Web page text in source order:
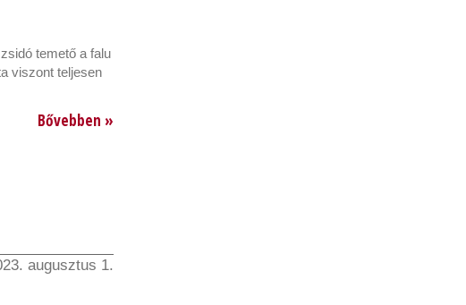
temető a falu
viszont teljesen
Bővebben »
augusztus 1.